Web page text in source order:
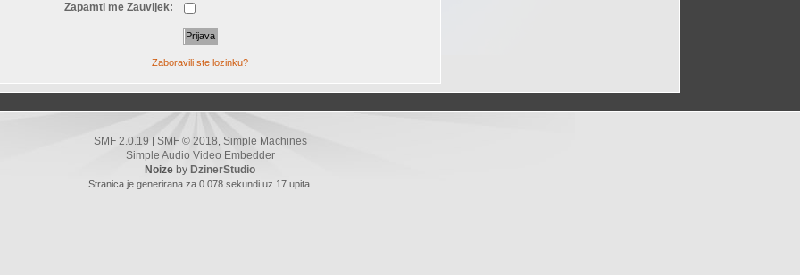
Zapamti me Zauvijek:
Zaboravili ste lozinku?
SMF 2.0.19 SMF © 2018 Simple Machines
Simple Audio Video Embedder
Noize by DzinerStudio
Stranica je generirana za 0.078 sekundi uz 17 upita.